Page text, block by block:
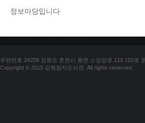
정보마당입니다
우편번호 24209 강원도 춘천시 동면 소양강로 110 102호
Copyright © 2015 강원점자도서관. All rights reserved.